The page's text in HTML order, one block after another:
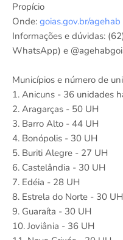
Propício
Onde: goias.gov.br/agehab
Informações e dúvidas:
WhatsApp) e
Municípios e número de
1. Anicuns - 36 unidades
2. Aragarças - 50 UH
3. Barro Alto - 44 UH
4. Bonópolis - 30 UH
5. Buriti Alegre - 27 UH
6. Castelândia - 30 UH
7. Edéia - 28 UH
8. Estrela do Norte - 30 UH
9. Guaraíta - 30 UH
10. Joviânia - 36 UH